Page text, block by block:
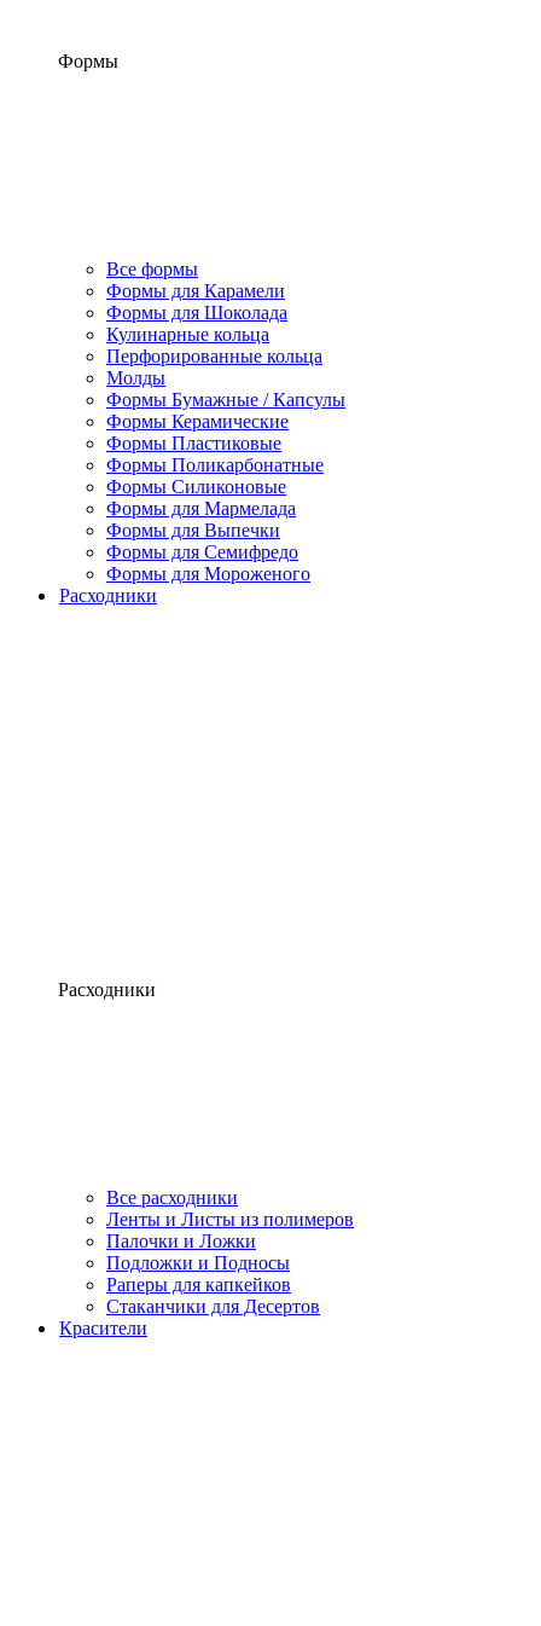
Формы
Все формы
Формы для Карамели
Формы для Шоколада
Кулинарные кольца
Перфорированные кольца
Молды
Формы Бумажные / Капсулы
Формы Керамические
Формы Пластиковые
Формы Поликарбонатные
Формы Силиконовые
Формы для Мармелада
Формы для Выпечки
Формы для Семифредо
Формы для Мороженого
Расходники
Расходники
Все расходники
Ленты и Листы из полимеров
Палочки и Ложки
Подложки и Подносы
Раперы для капкейков
Стаканчики для Десертов
Красители